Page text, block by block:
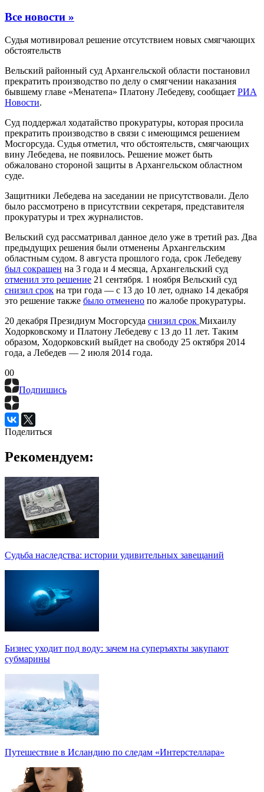
Все новости »
Судья мотивировал решение отсутствием новых смягчающих
обстоятельств
Вельский районный суд Архангельской области постановил
прекратить производство по делу о смягчении наказания
бывшему главе «Менатепа» Платону Лебедеву, сообщает РИА
Новости.
Суд поддержал ходатайство прокуратуры, которая просила
прекратить производство в связи с имеющимся решением
Мосгорсуда. Судья отметил, что обстоятельств, смягчающих
вину Лебедева, не появилось. Решение может быть
обжаловано стороной защиты в Архангельском областном
суде.
Защитники Лебедева на заседании не присутствовали. Дело
было рассмотрено в присутствии секретаря, представителя
прокуратуры и трех журналистов.
Вельский суд рассматривал данное дело уже в третий раз. Два
предыдущих решения были отменены Архангельским
областным судом. 8 августа прошлого года, срок Лебедеву
был сокращен на 3 года и 4 месяца, Архангельский суд
отменил это решение 21 сентября. 1 ноября Вельский суд
снизил срок на три года — с 13 до 10 лет, однако 14 декабря
это решение также было отменено по жалобе прокуратуры.
20 декабря Президиум Мосгорсуда снизил срок Михаилу
Ходорковскому и Платону Лебедеву с 13 до 11 лет. Таким
образом, Ходорковский выйдет на свободу 25 октября 2014
года, а Лебедев — 2 июля 2014 года.
00
Подпишись
Поделиться
Рекомендуем:
Судьба наследства: истории удивительных завещаний
Бизнес уходит под воду: зачем на суперъяхты закупают
субмарины
Путешествие в Исландию по следам «Интерстеллара»